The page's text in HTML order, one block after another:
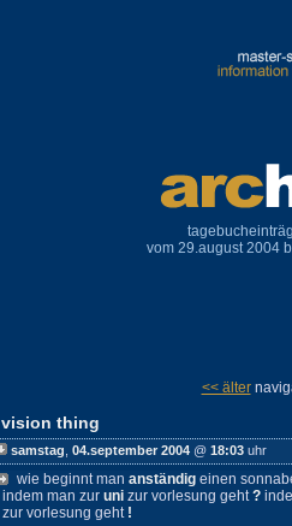
vom 29.august 2004
<< älter
vision thing
samstag 04.september 2004 @ 18:03 uhr
wie beginnt man anständig einen
indem man zur uni zur vorlesung geht?
zur vorlesung geht !